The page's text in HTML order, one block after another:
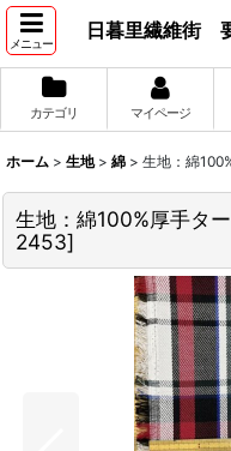
メニュー
日暮里繊維街
カテゴリ マイページ
ホーム > 生地 > 綿 > 生地：綿
生地：綿100%厚手タ
2453]